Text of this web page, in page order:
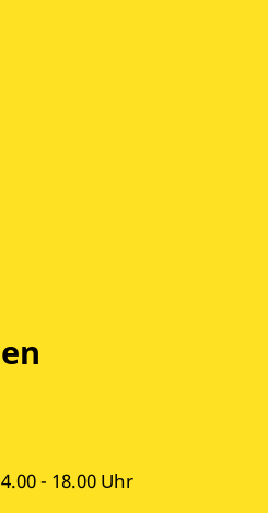
- 18.00 Uhr